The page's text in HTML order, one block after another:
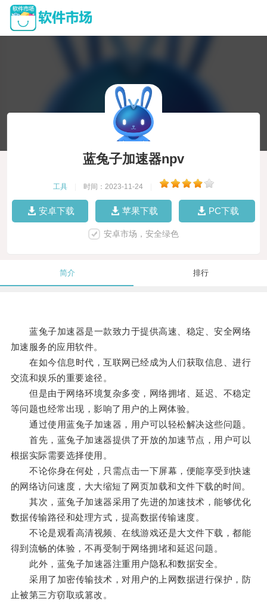
蓝兔子加速器npv
工具 时间：2023-11-24
安卓下载 苹果下载 PC下载
安卓市场，安全绿色
简介 排行
蓝兔子加速器是一款致力于提供高速、稳定、安全网络
加速服务的应用软件。
在如今信息时代，互联网已经成为人们获取信息、进行
交流和娱乐的重要途径。
但是由于网络环境复杂多变，网络拥堵、延迟、不稳定
等问题也经常出现，影响了用户的上网体验。
通过使用蓝兔子加速器，用户可以轻松解决这些问题。
首先，蓝兔子加速器提供了开放的加速节点，用户可以
根据实际需要选择使用。
不论你身在何处，只需点击一下屏幕，便能享受到快速
的网络访问速度，大大缩短了网页加载和文件下载的时间。
其次，蓝兔子加速器采用了先进的加速技术，能够优化
数据传输路径和处理方式，提高数据传输速度。
不论是观看高清视频、在线游戏还是大文件下载，都能
得到流畅的体验，不再受制于网络拥堵和延迟问题。
此外，蓝兔子加速器注重用户隐私和数据安全。
采用了加密传输技术，对用户的上网数据进行保护，防
止被第三方窃取或篡改。